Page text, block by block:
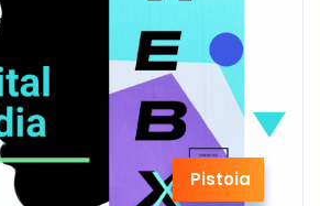
Pistoia